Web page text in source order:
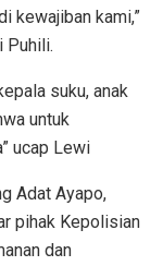
kewajiban kami,”
Puhili.
suku, anak
untuk
ucap Lewi
Adat Ayapo,
pihak Kepolisian
dan